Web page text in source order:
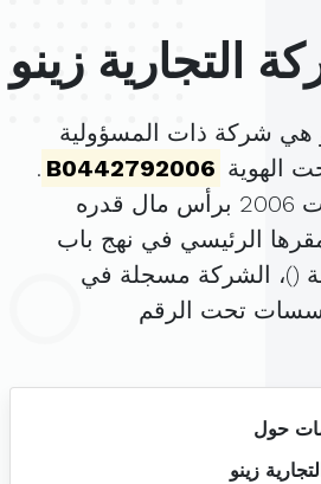
التجارية زينو
هي شركة ذات المسؤولية
الهوية B0442792006
.
الرئيسي في نهج باب
)، الشركة مسجلة في
تحت الرقم
حول
زينو